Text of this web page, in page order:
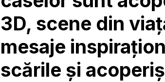
3D, scene din
mesaje
scările și